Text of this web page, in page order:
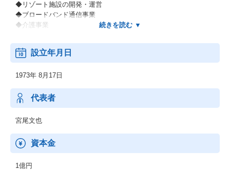
◆リゾート施設の開発・運営
◆ブロードバンド通信事業
◆介護事業
宅地建物取引業者免許
国土交通大臣免許（12）第2846号
設立年月日
1973年 8月17日
代表者
宮尾文也
資本金
1億円